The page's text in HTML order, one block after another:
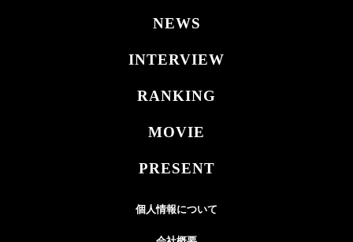
NEWS
INTERVIEW
RANKING
MOVIE
PRESENT
個人情報について